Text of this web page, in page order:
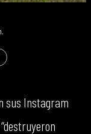
sus Instagram